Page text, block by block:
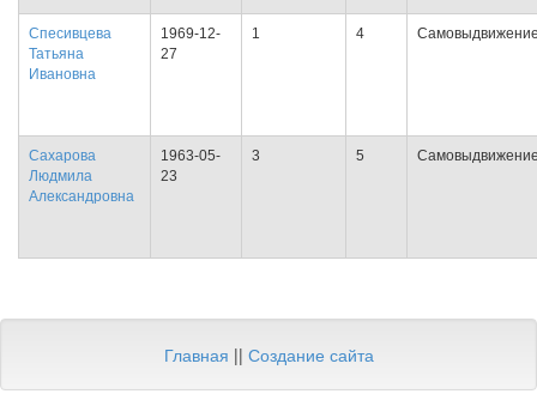
Спесивцева
Татьяна
Ивановна
1969-12-
27
1 4
Сахарова
Людмила
Александровна
1963-05-
23
3 5
Главная || Создание сайта